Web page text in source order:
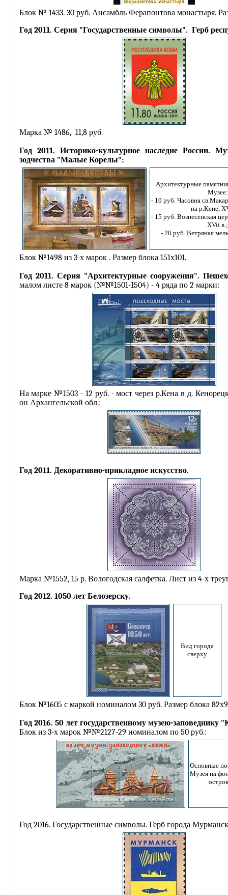
Блок № 1433. 30 руб. Ансамбль Ферапонтова монастыря.
Год 2011. Серия "Государственные символы". Герб
Марка № 1486, 11,8 руб.
Год 2011. Историко-культурное наследие России.
зодчества "Малые Корелы":
Архитектурные
Музее:
- 10 руб. Часовня
на р.Кене,
- 15 руб. Вознесенская
XVii в.;
- 20 руб. Ветряная
Блок №1498 из 3-х марок . Размер блока 151х101.
Год 2011. Серия "Архитектурные сооружения".
малом листе 8 марок (№№1501-1504) - 4 ряда по 2 марки:
На марке №1503 - 12 руб. - мост через р.Кена в д.
он Архангельской обл.:
Год 2011. Декоративно-прикладное искусство.
Марка №1552, 15 р. Вологодская салфетка. Лист из 4-х
Год 2012. 1050 лет Белозерску.
Вид города
сверху
Блок №1605 с маркой номиналом 30 руб. Размер блока
Год 2016. 50 лет государственному музею-заповеднику
Блок из 3-х марок №№2127-29 номиналом по 50 руб.:
Основные
Музея на
Год 2016. Государственные символы. Герб города